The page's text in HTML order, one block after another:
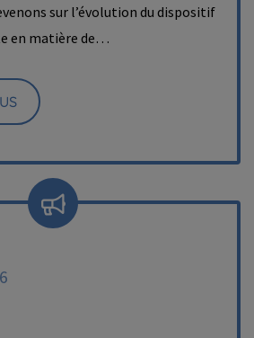
sur l’évolution du dispositif
en matière de…